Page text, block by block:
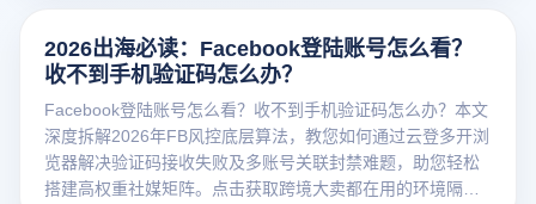
2026出海必读：Facebook登陆账号怎么看？
收不到手机验证码怎么办？
Facebook登陆账号怎么看？收不到手机验证码怎么办？本文
深度拆解2026年FB风控底层算法，教您如何通过云登多开浏
览器解决验证码接收失败及多账号关联封禁难题，助您轻松
搭建高权重社媒矩阵。点击获取跨境大卖都在用的环境隔离